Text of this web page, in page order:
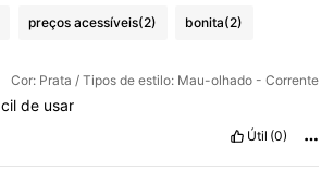
preços acessíveis(2) bonita(2)
Cor: Prata / Tipos de estilo: Mau-olhado - Corrente
cil de usar
Útil (0)